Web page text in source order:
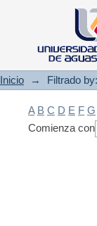
Inicio → Filtrado
A B C D E F G
Comienza con